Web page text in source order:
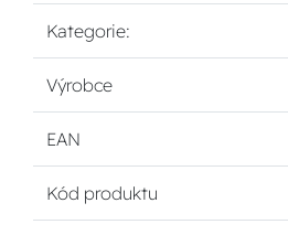
Kategorie:
Výrobce
EAN
Kód produktu